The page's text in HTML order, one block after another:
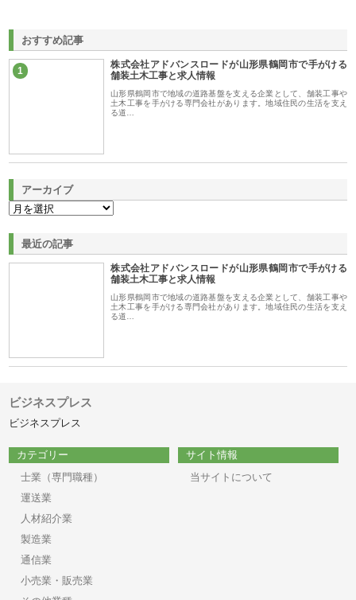
おすすめ記事
1
株式会社アドバンスロードが山形県鶴岡市で手がける
舗装土木工事と求人情報
山形県鶴岡市で地域の道路基盤を支える企業として、舗装工事や
土木工事を手がける専門会社があります。地域住民の生活を支え
る道…
アーカイブ
最近の記事
株式会社アドバンスロードが山形県鶴岡市で手がける
舗装土木工事と求人情報
山形県鶴岡市で地域の道路基盤を支える企業として、舗装工事や
土木工事を手がける専門会社があります。地域住民の生活を支え
る道…
ビジネスプレス
ビジネスプレス
カテゴリー
士業（専門職種）
運送業
人材紹介業
製造業
通信業
小売業・販売業
サイト情報
当サイトについて